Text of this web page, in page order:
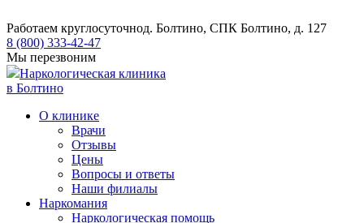
Работаем круглосуточнод. Болтино, СПК Болтино, д. 127
8 (800) 333-42-47
Мы перезвоним
Наркологическая клиника
в Болтино
О клинике
Врачи
Отзывы
Цены
Вопросы и ответы
Наши филиалы
Наркомания
Наркологическая помощь